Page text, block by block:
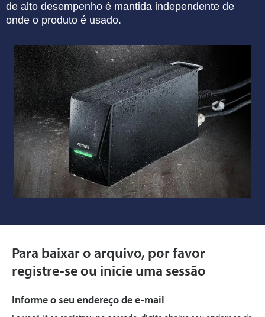
de alto desempenho é mantida independente de
onde o produto é usado.
Para baixar o arquivo, por favor
registre-se ou inicie uma sessão
Informe o seu endereço de e-mail